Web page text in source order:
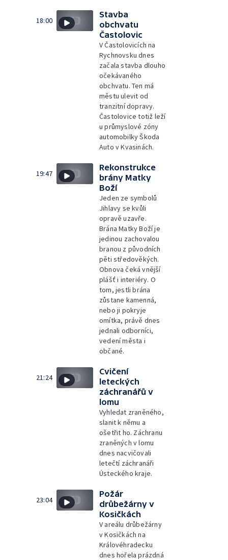
18:00
Stavba
obchvatu
Častolovic
V Častolovicích na
Rychnovsku dnes
začala stavba dlouho
očekávaného
obchvatu. Ten má
městu ulevit od
tranzitní dopravy.
Častolovice totiž leží
u průmyslové zóny
automobilky Škoda
Auto v Kvasinách.
19:47
Rekonstrukce
brány Matky
Boží
Jeden ze symbolů
Jihlavy se kvůli
opravě uzavře.
Brána Matky Boží je
jedinou zachovalou
branou z původních
pěti středověkých.
Obnova čeká vnější
plášť i interiéry. O
tom, jestli brána
zůstane kamenná,
nebo ji pokryje
omítka, právě dnes
jednali odborníci,
vedení města i
občané.
21:24
Cvičení
leteckých
záchranářů v
lomu
Vyhledat zraněného,
slanit k němu a
ošetřit ho. Záchranu
zraněných v lomu
dnes nacvičovali
letečtí záchranáři
Ústeckého kraje.
23:04
Požár
drůbežárny v
Kosičkách
V areálu drůbežárny
v Kosičkách na
Královéhradecku
dnes hořela prázdná